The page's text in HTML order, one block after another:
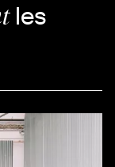
les